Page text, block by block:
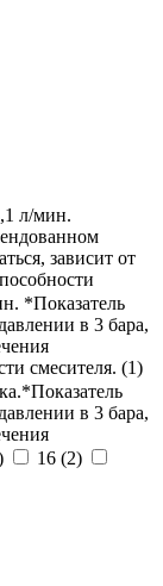
л/мин.
зависит от
*Показатель
в 3 бара,
смесителя. (1)
в 3 бара,
16 (2)